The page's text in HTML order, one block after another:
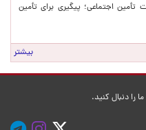
تأمین اجتماعی؛ پیگیری برای تأمین
بیشتر
ما را دنبال کنید.